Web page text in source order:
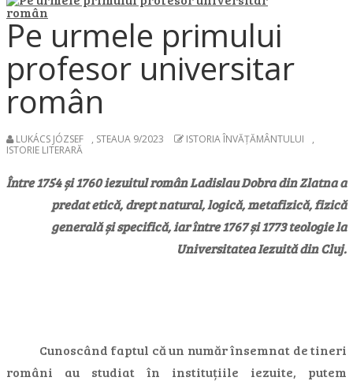
Pe urmele primului
profesor universitar
român
LUKÁCS JÓZSEF , STEAUA 9/2023 ISTORIA ÎNVĂȚĂMÂNTULUI
,
ISTORIE LITERARĂ
Între 1754 și 1760 iezuitul român Ladislau Dobra din Zlatnaa
predat etică, drept natural, logică, metafizică, fizică
generală și specifică, iar între 1767 și 1773 teologie la
Universitatea Iezuită din Cluj.
Cunoscând faptul că un număr însemnat de tineri
români au studiat în instituțiile iezuite, putem